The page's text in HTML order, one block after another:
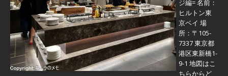
ジ編=名前：
ヒルトン東
京ベイ 場
所：〒105-
7337 東京都
港区東新橋1-
9-1 地図はこ
ちらからど